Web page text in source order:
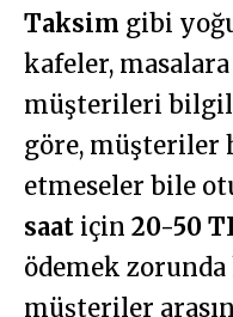
Taksim gibi
kafeler, masalara
müşterileri
göre, müşteriler
etmeseler bile
saat için 20-50
ödemek
müşteriler